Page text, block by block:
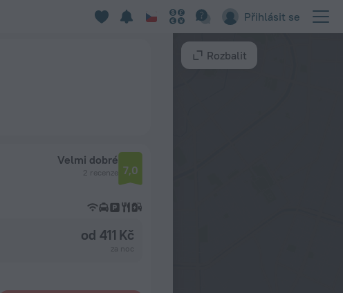
Přihlásit se
Velmi dobré
2 recenze 7,0
od 411 Kč
Rozbalit